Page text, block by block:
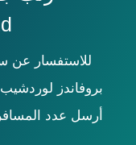
للاستفسار عن
بروفاندز لوردشيب
أرسل عدد